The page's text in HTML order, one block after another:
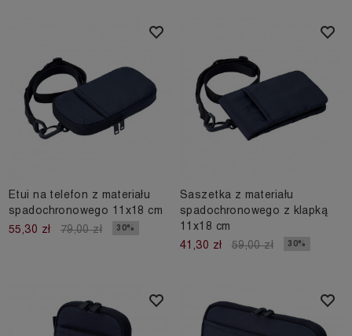
Etui na telefon z materiału
spadochronowego 11x18 cm
55,30 zł
79,00 zł 30%
Saszetka z materiału
spadochronowego z klapką
11x18 cm
41,30 zł
59,00 zł 30%